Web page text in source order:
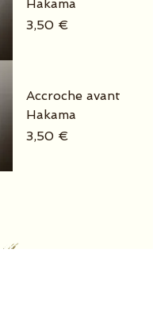
Hakama
Prix
3,50 €
Accroche avant
Hakama
Prix
3,50 €